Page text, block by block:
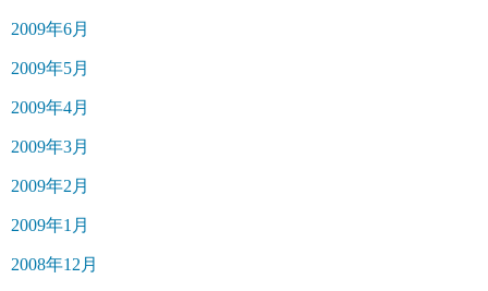
2009年6月
2009年5月
2009年4月
2009年3月
2009年2月
2009年1月
2008年12月